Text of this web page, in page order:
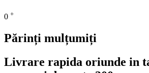
0 +
Părinți mulțumiți
Livrare rapida oriunde in